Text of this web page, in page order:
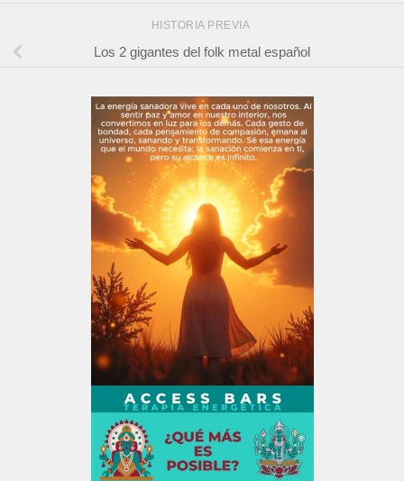
HISTORIA PREVIA
Los 2 gigantes del folk metal español